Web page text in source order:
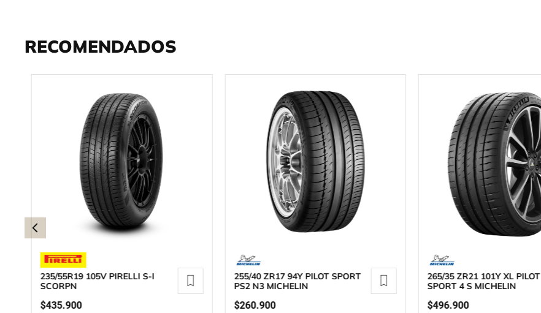
RECOMENDADOS
235/55R19 105V PIRELLI S-I
SCORPN
$435.900
255/40 ZR17 94Y PILOT SPORT
PS2 N3 MICHELIN
$260.900
265/35 ZR21 101Y XL PILOT
SPORT 4 S MICHELIN
$496.900